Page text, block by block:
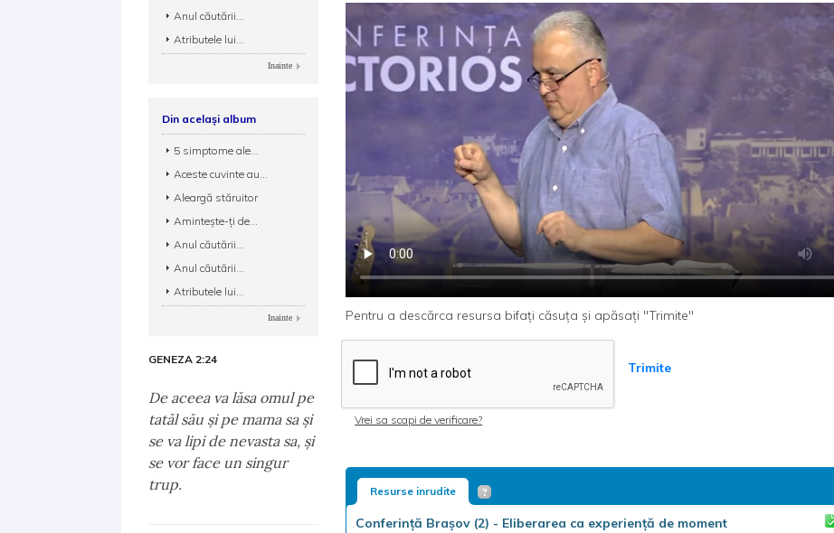
Pentru a descărca resursa bifați căsuța și apăsați "Trimite"
Trimite
Vrei sa scapi de verificare?
Resurse inrudite
Conferință Brașov (2) - Eliberarea ca experiență de moment
Anul căutării...
Atributele lui...
Inainte
Din același album
5 simptome ale...
Aceste cuvinte au...
Aleargă stăruitor
Amintește-ți de...
Anul căutării...
Anul căutării...
Atributele lui...
Inainte
GENEZA 2:24
De aceea va lăsa omul pe
tatăl său şi pe mama sa şi
se va lipi de nevasta sa, şi
se vor face un singur
trup.